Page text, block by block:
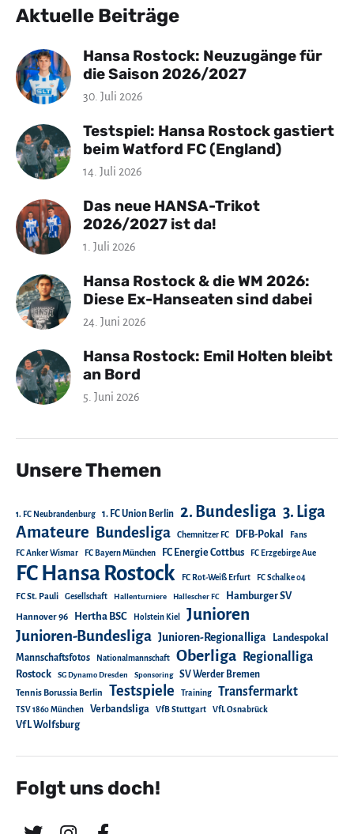
Aktuelle Beiträge
Hansa Rostock: Neuzugänge für
die Saison 2026/2027
30. Juli 2026
Testspiel: Hansa Rostock gastiert
beim Watford FC (England)
14. Juli 2026
Das neue HANSA-Trikot
2026/2027 ist da!
1. Juli 2026
Hansa Rostock & die WM 2026:
Diese Ex-Hanseaten sind dabei
24. Juni 2026
Hansa Rostock: Emil Holten bleibt
an Bord
5. Juni 2026
Unsere Themen
1. FC Neubrandenburg 1. FC Union Berlin 2. Bundesliga 3. Liga
Amateure Bundesliga Chemnitzer FC DFB-Pokal Fans
FC Anker Wismar FC Bayern München FC Energie Cottbus FC Erzgebirge Aue
FC Hansa Rostock FC Rot-Weiß Erfurt FC Schalke 04
FC St. Pauli Gesellschaft Hallenturniere Hallescher FC Hamburger SV
Hannover 96 Hertha BSC Holstein Kiel Junioren
Junioren-Bundesliga Junioren-Regionalliga
Landespokal
Mannschaftsfotos
Nationalmannschaft Oberliga Regionalliga
Rostock SG Dynamo Dresden Sponsoring SV Werder Bremen
Tennis Borussia Berlin Testspiele Training Transfermarkt
TSV 1860 München Verbandsliga VfB Stuttgart VfL Osnabrück
VfL Wolfsburg
Folgt uns doch!